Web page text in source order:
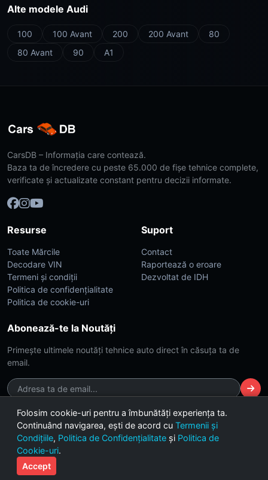
Alte modele Audi
100 100 Avant 200 200 Avant
80
80 Avant
90 A1
CarsDB – Informația care contează.
Baza ta de încredere cu peste 65.000 de fișe tehnice complete,
verificate și actualizate constant pentru decizii informate.
Resurse
Toate Mărcile
Decodare VIN
Termeni și condiții
Politica de confidențialitate
Politica de cookie-uri
Suport
Contact
Raportează o eroare
Dezvoltat de IDH
Abonează-te la Noutăți
Primește ultimele noutăți tehnice auto direct în căsuța ta de
email.
© 2026 CarsDB. Toate drepturile rezervate. Made with ❤️ for car
enthusiasts.
Versiunea 2.4 (Build Dark-Lime)
Folosim cookie-uri pentru a îmbunătăți experiența ta.
Continuând navigarea, ești de acord cu Termenii și
Condițiile, Politica de Confidențialitate și Politica de
Cookie-uri.
Accept